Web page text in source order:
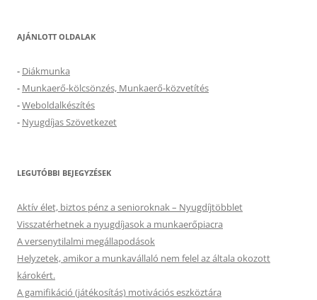
AJÁNLOTT OLDALAK
- Diákmunka
- Munkaerő-kölcsönzés, Munkaerő-közvetítés
-Weboldalkészítés
- Nyugdíjas Szövetkezet
LEGUTÓBBI BEJEGYZÉSEK
Aktív élet, biztos pénz a senioroknak – Nyugdíjtöbblet
Visszatérhetnek a nyugdíjasok a munkaerőpiacra
A versenytilalmi megállapodások
Helyzetek, amikor a munkavállaló nem felel az általa okozott
károkért.
A gamifikáció (játékosítás) motivációs eszköztára